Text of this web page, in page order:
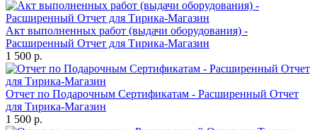
Акт выполненных работ (выдачи оборудования) -
Расширенный Отчет для Тирика-Магазин
1 500 р.
Отчет по Подарочным Сертификатам - Расширенный Отчет
для Тирика-Магазин
1 500 р.